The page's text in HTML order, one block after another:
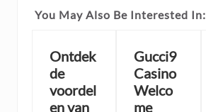
You May Also Be Interested In:
Ontdek
de
voordel
en van
Gucci9
Casino
Welco
me